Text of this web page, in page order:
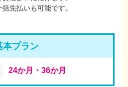
先払いも可能です。
本プラン
24か月・36か月